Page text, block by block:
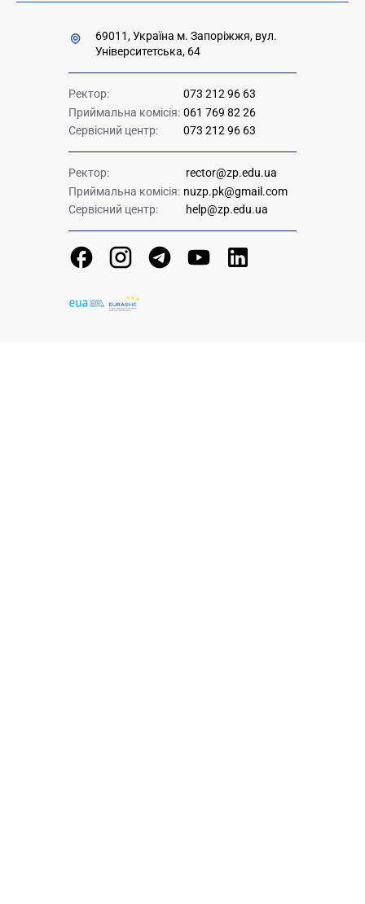
69011, Україна м. Запоріжжя, вул.
Університетська, 64
Ректор:
073 212 96 63
Приймальна комісія: 061 769 82 26
Сервісний центр:
073 212 96 63
Ректор:
rector@zp.edu.ua
Приймальна комісія: nuzp.pk@gmail.com
Сервісний центр:
help@zp.edu.ua